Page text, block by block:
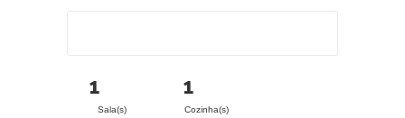
1
Sala(s)
1
Cozinha(s)